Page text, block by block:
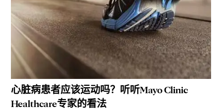
心脏病患者应该运动吗？听听Mayo Clinic
Healthcare专家的看法